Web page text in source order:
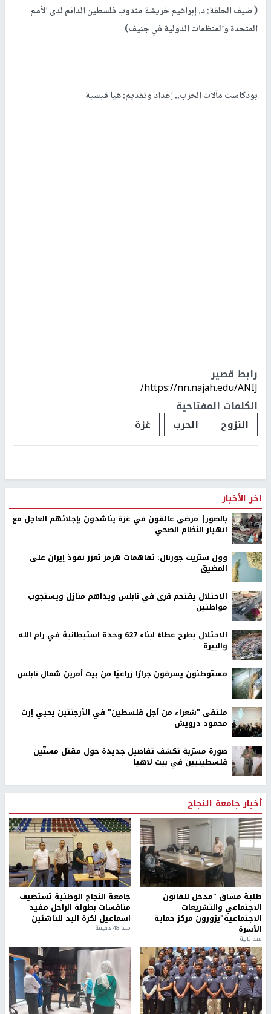
( ضيف الحلقة: د. إبراهيم خريشة مندوب فلسطين الدائم لدى الأمم
المتحدة والمنظمات الدولية في جنيف)
بودكاست مآلات الحرب.. إعداد وتقديم: هيا قيسية
رابط قصير
https://nn.najah.edu/ANIJ/
الكلمات المفتاحية
النزوح
الحرب غزة
اخر الأخبار
بالصور| مرضى عالقون في غزة يناشدون بإجلائهم العاجل مع
انهيار النظام الصحي
وول ستريت جورنال: تفاهمات هرمز تعزز نفوذ إيران على
المضيق
الاحتلال يقتحم قرى في نابلس ويداهم منازل ويستجوب
مواطنين
الاحتلال يطرح عطاءً لبناء 627 وحدة استيطانية في رام الله
والبيرة
مستوطنون يسرقون جرارًا زراعيًا من بيت أمرين شمال نابلس
ملتقى "شعراء من أجل فلسطين" في الأرجنتين يحيي إرث
محمود درويش
صورة مسرّبة تكشف تفاصيل جديدة حول مقتل مسنّين
فلسطينيين في بيت لاهيا
أخبار جامعة النجاح
طلبة مساق "مدخل للقانون
الاجتماعي والتشريعات
الاجتماعية"يزورون مركز حماية
الأسرة
منذ ثانية
جامعة النجاح الوطنية تستضيف
منافسات بطولة الراحل مفيد
اسماعيل لكرة اليد للناشئين
منذ 48 دقيقة